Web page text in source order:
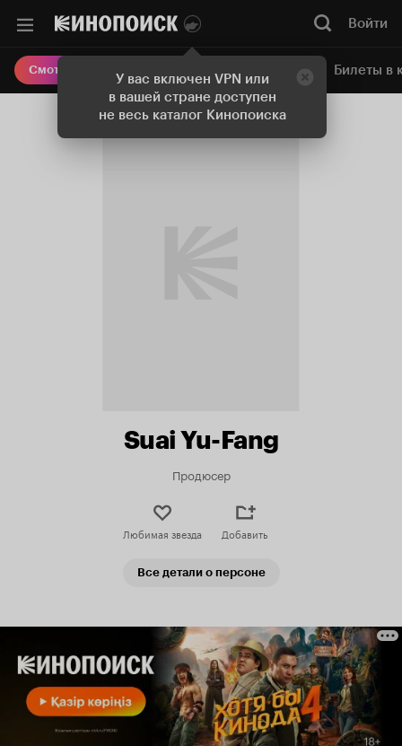
У вас включен VPN или
в вашей стране доступен
не весь каталог Кинопоиска
Войти
Смотреть кино Онлайн-кинотеатр Билеты в
Suai Yu-Fang
Продюсер
Любимая звезда Добавить
Все детали о персоне